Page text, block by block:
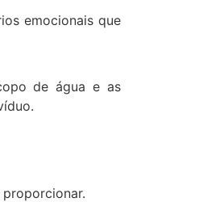
emocionais que
de água e as